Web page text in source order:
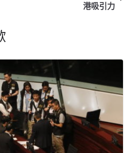
港吸引力